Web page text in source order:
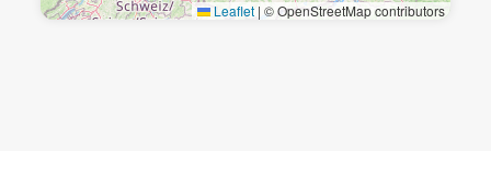
Leaflet | © OpenStreetMap contributors